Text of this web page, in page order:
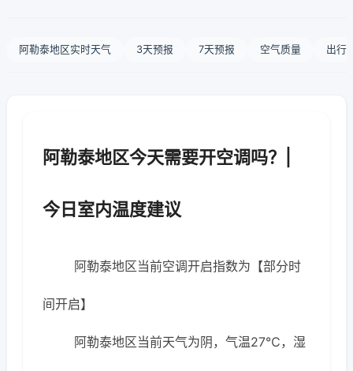
阿勒泰地区实时天气 3天预报 7天预报 空气质量 出行
阿勒泰地区今天需要开空调吗？|
今日室内温度建议
阿勒泰地区当前空调开启指数为【部分时
间开启】
阿勒泰地区当前天气为阴，气温27℃，湿